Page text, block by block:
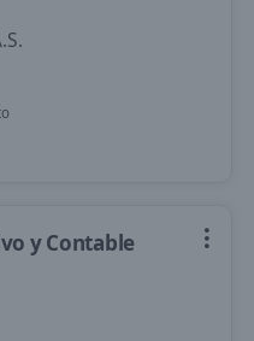
y Contable